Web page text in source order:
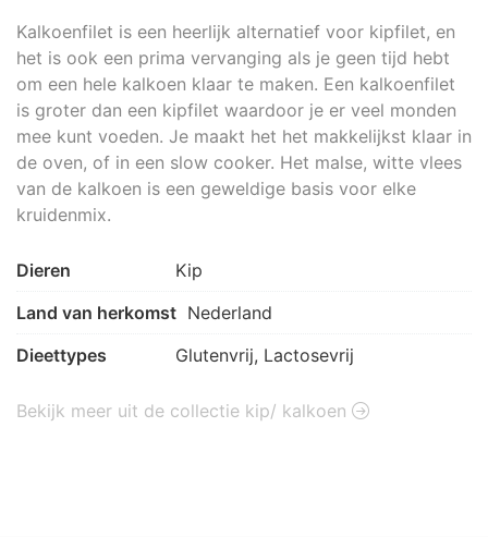
Kalkoenfilet is een heerlijk alternatief voor kipfilet, en
het is ook een prima vervanging als je geen tijd hebt
om een hele kalkoen klaar te maken. Een kalkoenfilet
is groter dan een kipfilet waardoor je er veel monden
mee kunt voeden. Je maakt het het makkelijkst klaar in
de oven, of in een slow cooker. Het malse, witte vlees
van de kalkoen is een geweldige basis voor elke
kruidenmix.
Dieren
Kip
Land van herkomst Nederland
Dieettypes
Glutenvrij, Lactosevrij
Bekijk meer uit de collectie kip/ kalkoen